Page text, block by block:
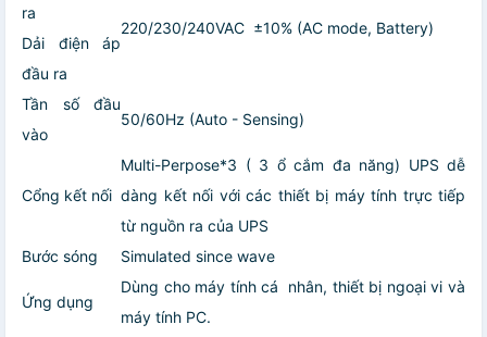
ra
Dải điện áp
đầu ra
220/230/240VAC ±10% (AC mode, Battery)
Tần số đầu
vào
50/60Hz (Auto - Sensing)
Cổng kết nối
Multi-Perpose*3 ( 3 ổ cắm đa năng) UPS dễ
dàng kết nối với các thiết bị máy tính trực tiếp
từ nguồn ra của UPS
Bước sóng
Simulated since wave
Ứng dụng
Dùng cho máy tính cá nhân, thiết bị ngoại vi và
máy tính PC.